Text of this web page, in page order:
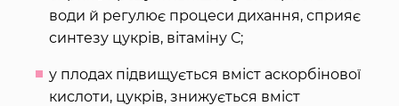
води й регулює процеси дихання, сприяє
синтезу цукрів, вітаміну С;
у плодах підвищується вміст аскорбінової
кислоти, цукрів, знижується вміст